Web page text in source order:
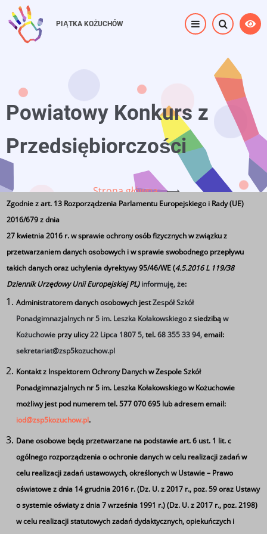
Przejdź
do
treści
PIĄTKA KOŻUCHÓW
Powiatowy Konkurs z
Przedsiębiorczości
Strona główna
⟶
Powiatowy Konkurs z Przedsiębiorczości
Powiatowy Konkurs z
Przedsiębiorczości
Piątka od kilkunastu lat organizuje Powiatowy
Konkurs z Przedsiębiorczości“WŁASNY BIZNES”
Konkurs kierowany jest do uczniów szkół
ponadgimnazjalnych /ponadpodstawowych powiatu
Konkurs z Przedsiębiorczości ma charakter
zespołowy. Do udziału w konkursie każda szkoła
może zgłosić dwa 3-osobowe zespoły.
Zgodnie z art. 13 Rozporządzenia Parlamentu Europejskiego i Rady (UE)
2016/679 z dnia
27 kwietnia 2016 r. w sprawie ochrony osób fizycznych w związku z
przetwarzaniem danych osobowych i w sprawie swobodnego przepływu
takich danych oraz uchylenia dyrektywy 95/46/WE (4.5.2016 L 119/38
Dziennik Urzędowy Unii Europejskiej PL)informuję, że:
Administratorem danych osobowych jestZespół Szkół
Ponadgimnazjalnych nr 5 im. Leszka Kołakowskiegoz siedzibąw
Kożuchowie przy ulicy22 Lipca 1807 5,tel.68 355 33 94,email:
sekretariat@zsp5kozuchow.pl
Kontakt z Inspektorem Ochrony Danych w Zespole Szkół
Ponadgimnazjalnych nr 5 im. Leszka Kołakowskiego w Kożuchowie
możliwy jest pod numerem tel. 577 070 695 lub adresem email:
iod@zsp5kozuchow.pl.
Dane osobowe będą przetwarzane na podstawie art. 6 ust. 1 lit. c
ogólnego rozporządzenia o ochronie danych w celu realizacji zadań w
celu realizacji zadań ustawowych, określonych w Ustawie – Prawo
oświatowe z dnia 14 grudnia 2016 r. (Dz. U. z 2017 r., poz. 59 oraz Ustawy
o systemie oświaty z dnia 7 września 1991 r.) (Dz. U. z 2017 r., poz. 2198)
w celu realizacji statutowych zadań dydaktycznych, opiekuńczych i